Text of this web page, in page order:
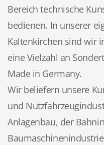
Bereich technische
bedienen. In unserer
Kaltenkirchen sind wir
eine Vielzahl an
Made in Germany.
Wir beliefern unsere
und
Anlagenbau, der